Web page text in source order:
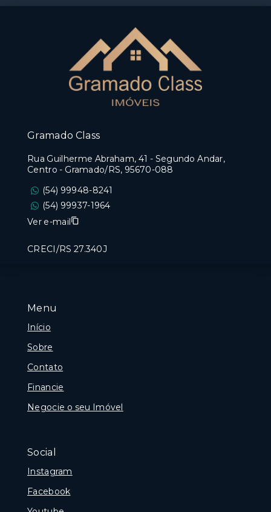
Menu
Início
Sobre
Contato
Financie
Negocie o seu Imóvel
Social
Instagram
Facebook
Gramado Class
Rua Guilherme Abraham, 41 - Segundo Andar,
Centro - Gramado/RS, 95670-088
(54) 99948-8241
(54) 99937-1964
Ver e-mail
CRECI/RS 27.340J